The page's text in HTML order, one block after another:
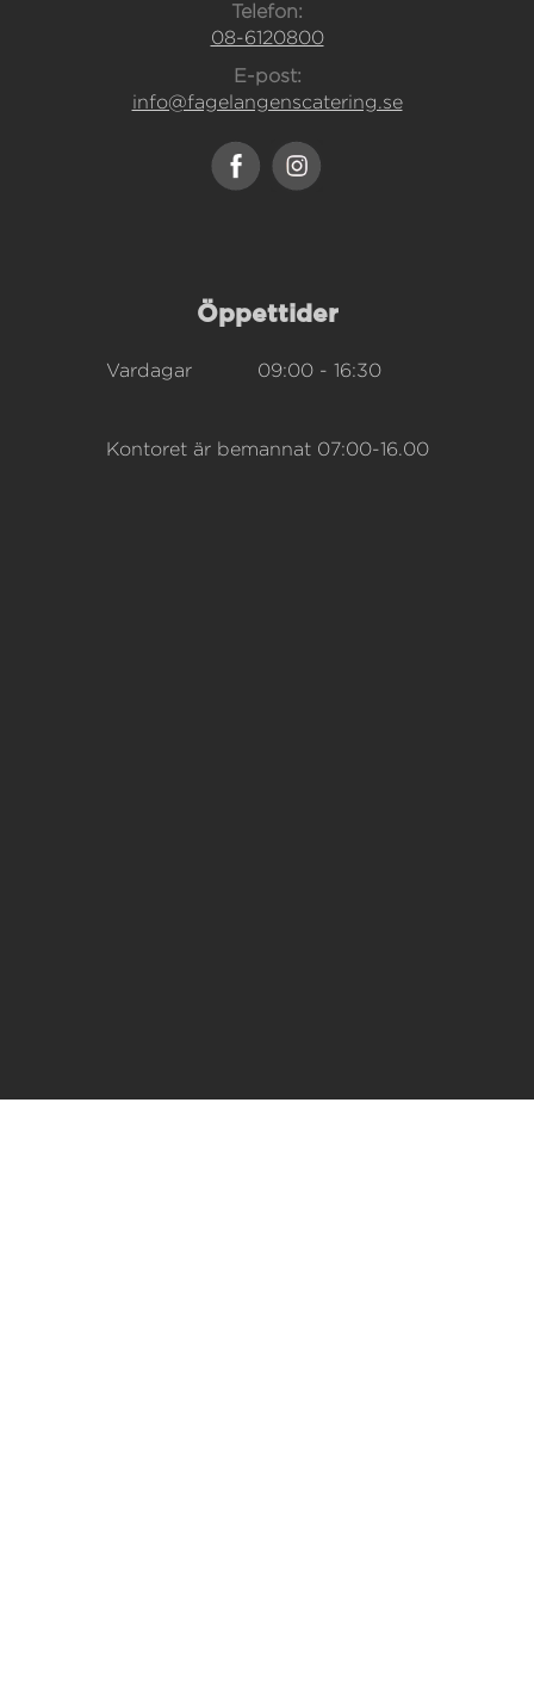
Telefon:
08-6120800
E-post:
info@fagelangenscatering.se
Öppettider
Vardagar 09:00 - 16:30
Kontoret är bemannat 07:00-16.00